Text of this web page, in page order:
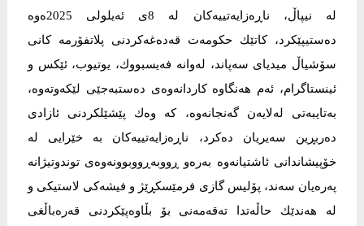
له‌ نیپاڵ، ناڕەزایەتییەكان لە 8ی ئەیلولی 2025ەوە
دەستیپێكرد، كاتێك حكومەت قەدەغەكردنی پلاتفۆرمە كانی
سۆشیاڵ میدیای سەپاند، لەوانە فەیسبووك، یوتیوب، ئێكس و
ئینستاگرام، ئەم هەنگاوە كاردانەوەی دەستبەجێی لێكەوتەوە،
بەتایبەتی لەلایەن گەنجانەوە، كە وەك پێشێلكردنی ئازادی
دەربڕین سەیریان دەكرد، ناڕەزایەتییەكان بە خێرایی لە
خۆپیشاندانی ئاشتیانەوە بەرەو ڕووبەڕووبوونەوەی توندوتیژانە
پەرەیان سەند، پۆلیس گازی فرمێسكڕێژ و فیشەكی لاستیكی و
لە هەندێك حاڵەتدا تەقەمەنی بۆ بڵاوەپێكردنی قەرەباڵغی